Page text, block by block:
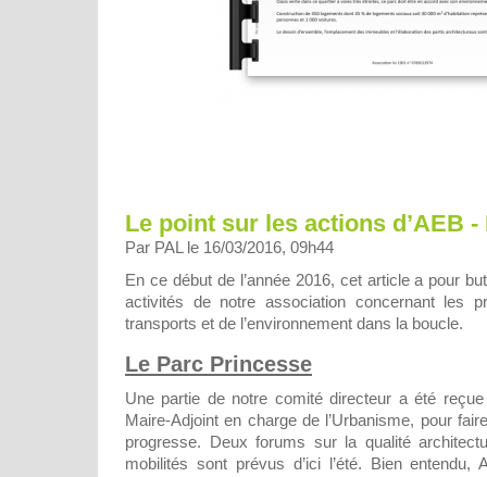
Le point sur les actions d’AEB -
Par PAL le 16/03/2016, 09h44
En ce début de l’année 2016, cet article a pour
activités de notre association concernant les
transports et de l’environnement dans la boucle.
Le Parc Princesse
Une partie de notre comité directeur a été
Maire-Adjoint en charge de l’Urbanisme, pour
progresse. Deux forums sur la qualité
mobilités sont prévus d’ici l’été. Bien